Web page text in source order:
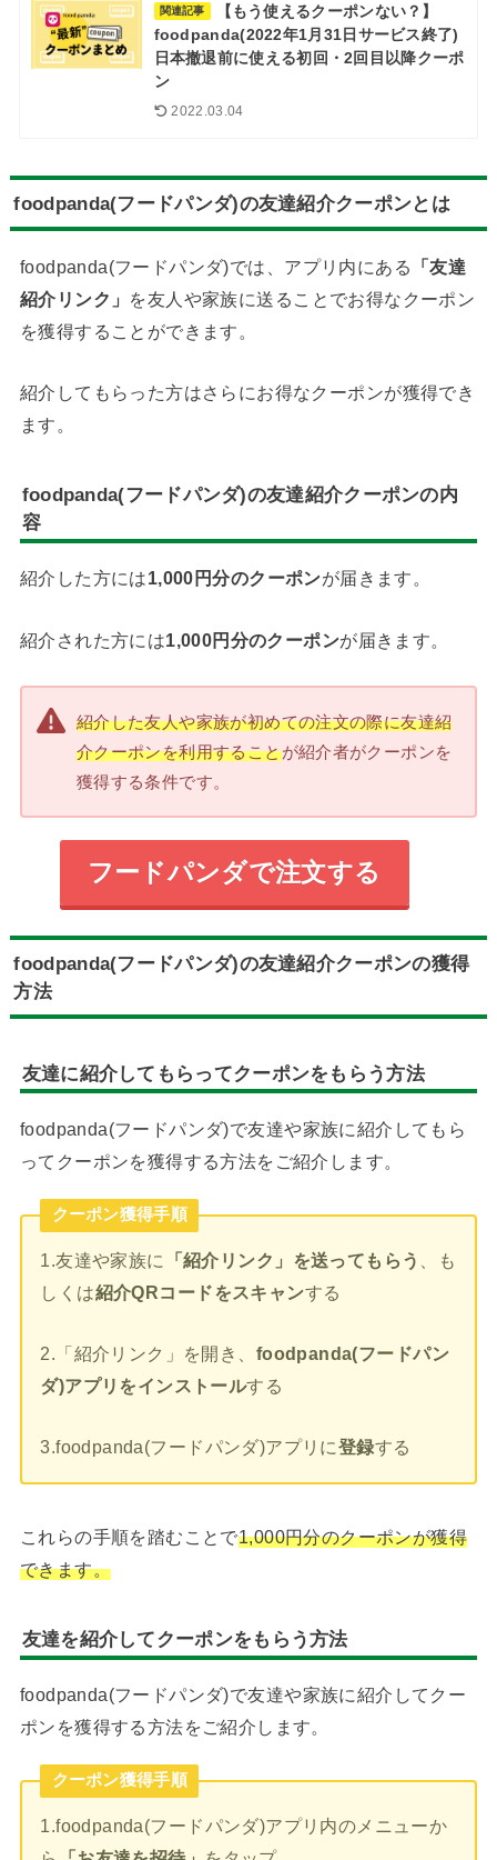
関連記事
【もう使えるクーポンない？】
foodpanda(2022年1月31日サービス終了)
日本撤退前に使える初回・2回目以降クーポ
ン
2022.03.04
foodpanda(フードパンダ)の友達紹介クーポンとは
foodpanda(フードパンダ)では、アプリ内にある
「友達
紹介リンク」 を友人や家族に送ることでお得なクーポン
を獲得することができます。
紹介してもらった方はさらにお得なクーポンが獲得でき
ます。
foodpanda(フードパンダ)の友達紹介クーポンの内
容
紹介した方には1,000円分のクーポンが届きます。
紹介された方には1,000円分のクーポンが届きます。
紹介した友人や家族が初めての注文の際に友達紹
介クーポンを利用することが紹介者がクーポンを
獲得する条件です。
フードパンダで注文する
foodpanda(フードパンダ)の友達紹介クーポンの獲得
方法
友達に紹介してもらってクーポンをもらう方法
foodpanda(フードパンダ)で友達や家族に紹介してもら
ってクーポンを獲得する方法をご紹介します。
クーポン獲得手順
1.友達や家族に 「紹介リンク」を送ってもらう
、も
しくは紹介QRコードをスキャンする
2.「紹介リンク」を開き、 foodpanda(フードパン
ダ)アプリをインストールする
3.foodpanda(フードパンダ)アプリに登録する
これらの手順を踏むことで1,000円分のクーポンが獲得
できます。
友達を紹介してクーポンをもらう方法
foodpanda(フードパンダ)で友達や家族に紹介してクー
ポンを獲得する方法をご紹介します。
クーポン獲得手順
1.foodpanda(フードパンダ)アプリ内のメニューか